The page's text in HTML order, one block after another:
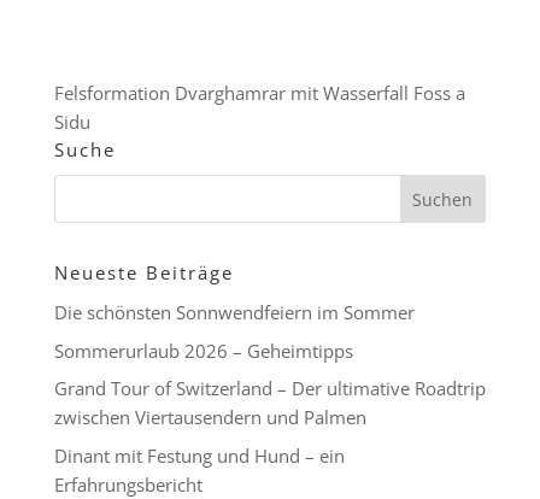
Felsformation Dvarghamrar mit Wasserfall Foss a
Sidu
Suche
Neueste Beiträge
Die schönsten Sonnwendfeiern im Sommer
Sommerurlaub 2026 – Geheimtipps
Grand Tour of Switzerland – Der ultimative Roadtrip
zwischen Viertausendern und Palmen
Dinant mit Festung und Hund – ein
Erfahrungsbericht